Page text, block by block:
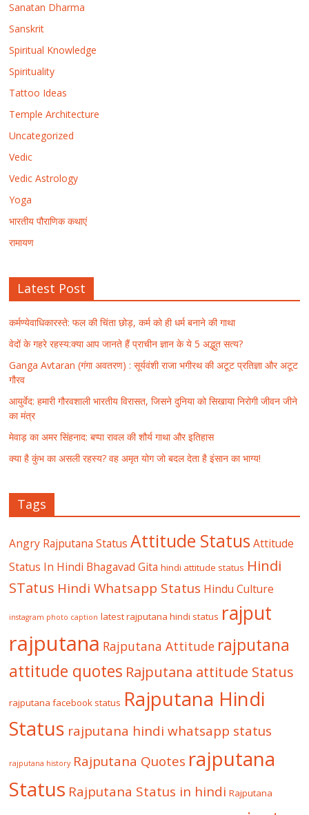
Sanatan Dharma
Sanskrit
Spiritual Knowledge
Spirituality
Tattoo Ideas
Temple Architecture
Uncategorized
Vedic
Vedic Astrology
Yoga
भारतीय पौराणिक कथाएं
रामायण
Latest Post
कर्मण्येवाधिकारस्ते: फल की चिंता छोड़, कर्म को ही धर्म बनाने की गाथा
वेदों के गहरे रहस्य:क्या आप जानते हैं प्राचीन ज्ञान के ये 5 अद्भुत सत्य?
Ganga Avtaran (गंगा अवतरण) : सूर्यवंशी राजा भगीरथ की अटूट प्रतिज्ञा और अटूट
गौरव
आयुर्वेद: हमारी गौरवशाली भारतीय विरासत, जिसने दुनिया को सिखाया निरोगी जीवन जीने
का मंत्र
मेवाड़ का अमर सिंहनाद: बप्पा रावल की शौर्य गाथा और इतिहास
क्या है कुंभ का असली रहस्य? वह अमृत योग जो बदल देता है इंसान का भाग्य!
Tags
Angry Rajputana Status Attitude Status Attitude
Status In Hindi Bhagavad Gita hindi attitude status Hindi
STatus Hindi Whatsapp Status Hindu Culture
instagram photo caption latest rajputana hindi status rajput
rajputana Rajputana Attitude rajputana
attitude quotes Rajputana attitude Status
rajputana facebook status Rajputana Hindi
Status rajputana hindi whatsapp status
rajputana history Rajputana Quotes rajputana
Status Rajputana Status in hindi Rajputana